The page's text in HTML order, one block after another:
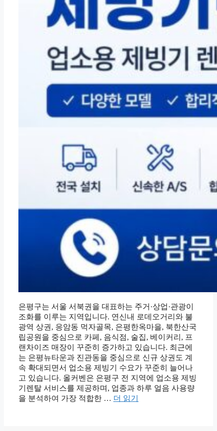
은평구는 서울 서북권을 대표하는 주거·상업·관광이
조화를 이루는 지역입니다. 연신내 로데오거리와 불
광역 상권, 응암동 먹자골목, 은평한옥마을, 북한산국
립공원을 중심으로 카페, 음식점, 술집, 베이커리, 프
랜차이즈 매장이 꾸준히 증가하고 있습니다. 최근에
는 은평뉴타운과 진관동을 중심으로 신규 상권도 계
속 확대되면서 업소용 제빙기 수요가 꾸준히 늘어나
고 있습니다. 올커벤은 은평구 전 지역에 업소용 제빙
기렌탈 서비스를 제공하며, 업종과 하루 얼음 사용량
을 분석하여 가장 적합한 … 더 읽기